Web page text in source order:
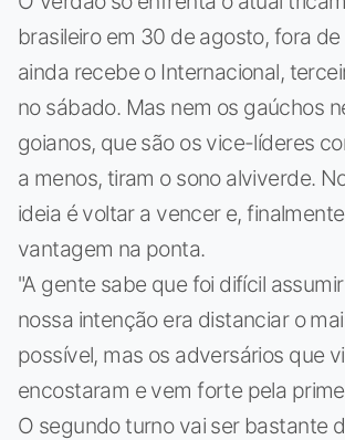
brasileiro em 30 de agosto, fora
ainda recebe o Internacional,
no sábado. Mas nem os gaúchos
goianos, que são os vice-líderes
a menos, tiram o sono alviverde.
ideia é voltar a vencer e,
vantagem na ponta.
"A gente sabe que foi difícil
nossa intenção era distanciar o
possível, mas os adversários que
encostaram e vem forte pela
O segundo turno vai ser bastante